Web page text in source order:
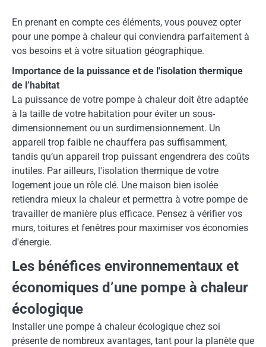
En prenant en compte ces éléments, vous pouvez opter
pour une pompe à chaleur qui conviendra parfaitement à
vos besoins et à votre situation géographique.
Importance de la puissance et de l'isolation thermique
de l’habitat
La puissance de votre pompe à chaleur doit être adaptée
à la taille de votre habitation pour éviter un sous-
dimensionnement ou un surdimensionnement. Un
appareil trop faible ne chauffera pas suffisamment,
tandis qu’un appareil trop puissant engendrera des coûts
inutiles. Par ailleurs, l'isolation thermique de votre
logement joue un rôle clé. Une maison bien isolée
retiendra mieux la chaleur et permettra à votre pompe de
travailler de manière plus efficace. Pensez à vérifier vos
murs, toitures et fenêtres pour maximiser vos économies
d'énergie.
Les bénéfices environnementaux et
économiques d’une pompe à chaleur
écologique
Installer une pompe à chaleur écologique chez soi
présente de nombreux avantages, tant pour la planète que